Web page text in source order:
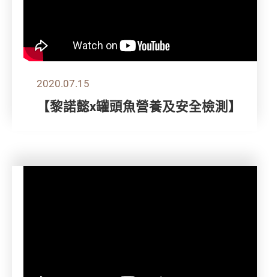
2020.07.15
【黎諾懿x罐頭魚營養及安全檢測】